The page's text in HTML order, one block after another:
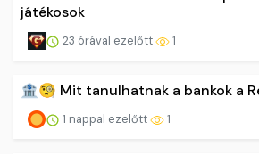
játékosok
23 órával ezelőtt 1
🏦🧐 Mit tanulhatnak a bankok a
1 nappal ezelőtt 1